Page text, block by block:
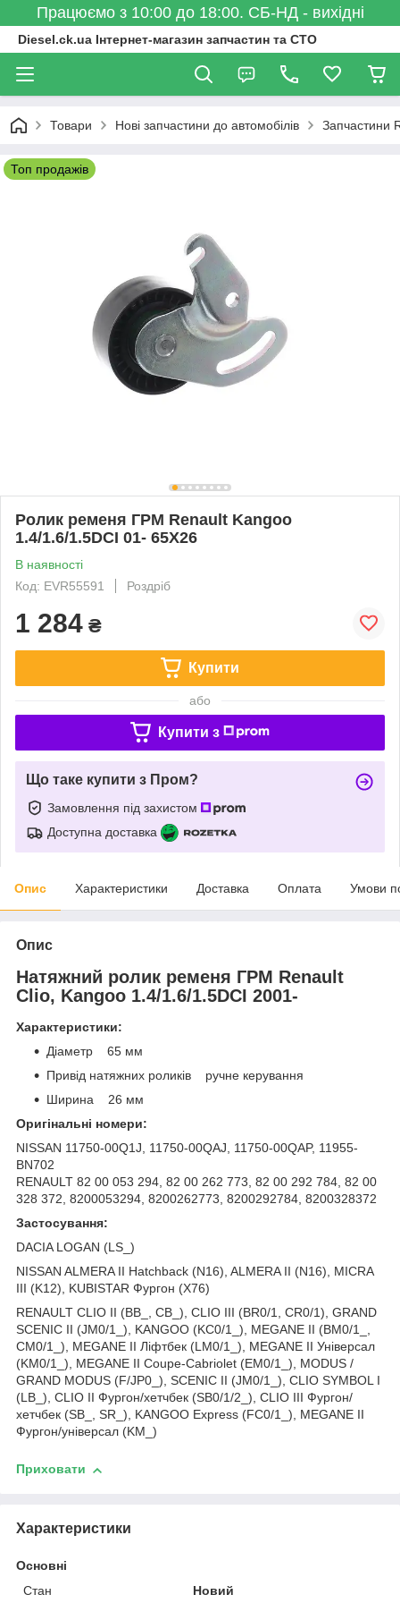
Працюємо з 10:00 до 18:00. СБ-НД - вихідні
Diesel.ck.ua Інтернет-магазин запчастин та СТО
Товари Нові запчастини до автомобілів Запчастини
Топ продажів
Ролик ременя ГРМ Renault Kangoo
1.4/1.6/1.5DCI 01- 65X26
В наявності
Код: EVR55591
Роздріб
1 284 ₴
Купити
або
Купити з
Що таке купити з Пром?
Замовлення під захистом
Доступна доставка
Опис Характеристики Доставка Оплата Умови
Опис
Натяжний ролик ременя ГРМ Renault
Clio, Kangoo 1.4/1.6/1.5DCI 2001-
Характеристики:
Діаметр 65 мм
Привід натяжних роликів ручне керування
Ширина 26 мм
Оригінальні номери:
NISSAN 11750-00Q1J, 11750-00QAJ, 11750-00QAP, 11955-
BN702
RENAULT 82 00 053 294, 82 00 262 773, 82 00 292 784, 82 00
328 372, 8200053294, 8200262773, 8200292784, 8200328372
Застосування:
DACIA LOGAN (LS_)
NISSAN ALMERA II Hatchback (N16), ALMERA II (N16), MICRA
III (K12), KUBISTAR Фургон (X76)
RENAULT CLIO II (BB_, CB_), CLIO III (BR0/1, CR0/1), GRAND
SCENIC II (JM0/1_), KANGOO (KC0/1_), MEGANE II (BM0/1_,
CM0/1_), MEGANE II Ліфтбек (LM0/1_), MEGANE II Універсал
(KM0/1_), MEGANE II Coupe-Cabriolet (EM0/1_), MODUS /
GRAND MODUS (F/JP0_), SCENIC II (JM0/1_), CLIO SYMBOL I
(LB_), CLIO II Фургон/хетчбек (SB0/1/2_), CLIO III Фургон/
хетчбек (SB_, SR_), KANGOO Express (FC0/1_), MEGANE II
Фургон/універсал (KM_)
Приховати
Характеристики
Основні
Стан
Новий